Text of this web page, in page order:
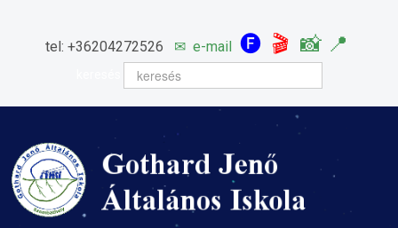
tel: +36204272526 ✉ e-mail 🅕 🎬 📸 📍